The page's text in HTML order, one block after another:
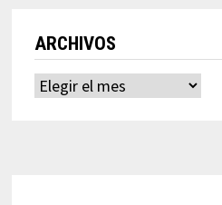
ARCHIVOS
Archivos